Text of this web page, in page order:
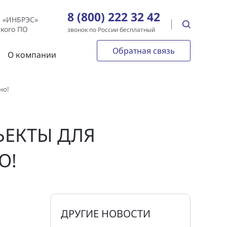
«ИНБРЭС»
ПО
8 (800) 222 32 42
звонок по России бесплатный
О компании Обратная связь
ДЛЯ
ДРУГИЕ НОВОСТИ